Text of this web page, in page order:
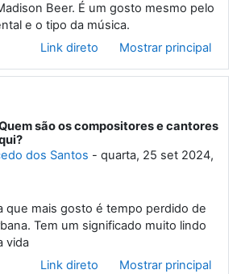
Beer. É um gosto mesmo pelo
e o tipo da música.
Link direto
Mostrar principal
post
são os compositores e cantores
dos Santos - quarta, 25 set 2024,
que mais gosto é tempo perdido de
Tem um significado muito lindo
vida
Link direto
Mostrar principal